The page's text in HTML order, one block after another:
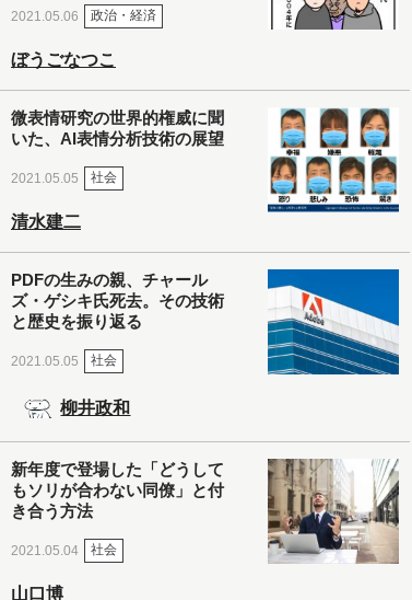
2021.05.06 政治・経済
ぼうごなつこ
微表情研究の世界的権威に聞
いた、AI表情分析技術の展望
2021.05.05 社会
清水建二
PDFの生みの親、チャール
ズ・ゲシキ氏死去。その技術
と歴史を振り返る
2021.05.05 社会
柳井政和
新年度で登場した「どうして
もソリが合わない同僚」と付
き合う方法
2021.05.04 社会
山口博